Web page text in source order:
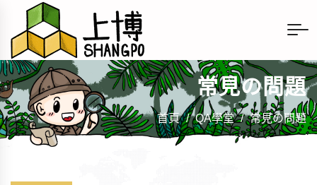
常見の問題
首頁 / QA學堂 / 常見の問題